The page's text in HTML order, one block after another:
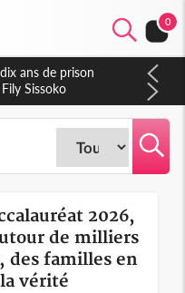
0
acheteurs des
2026,
de milliers
des familles en
vérité